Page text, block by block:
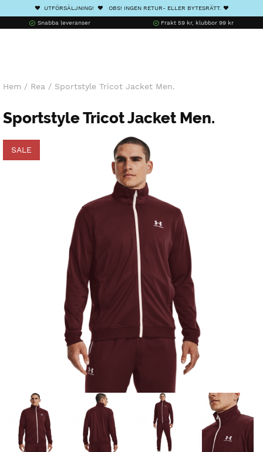
❤️ UTFÖRSÄLJNING! ❤️ OBS! INGEN RETUR- ELLER BYTESRÄTT. ❤️
Snabba leveranser Frakt 59 kr, klubbor 99 kr
Hem / Rea / Sportstyle Tricot Jacket Men.
Sportstyle Tricot Jacket Men.
SALE